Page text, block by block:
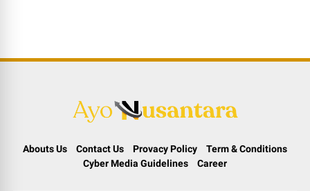
Abouts Us Contact Us Provacy Policy
Term & Conditions
Cyber Media Guidelines
Career